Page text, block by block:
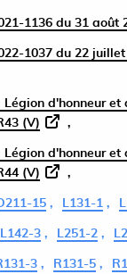
1136 du 31 août
1037 du 22
Légion d'honneur
(V)
Légion d'honneur
(V)
15 L131-1
L142-3 L251-2
3 R131-5